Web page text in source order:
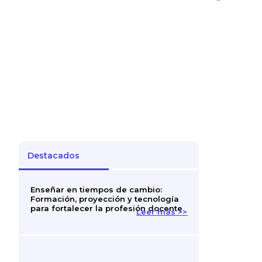
Destacados
Enseñar en tiempos de cambio:
Formación, proyección y tecnología
para fortalecer la profesión docente
Leer más >>